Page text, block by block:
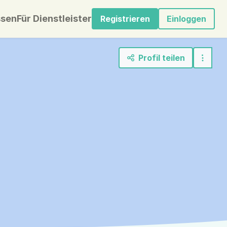
Für Dienstleister Registrieren Einloggen
Profil teilen